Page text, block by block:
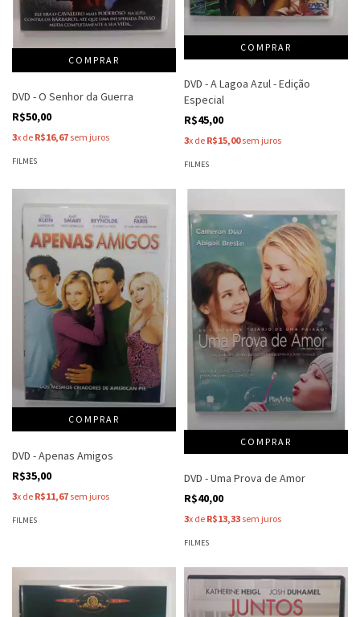
DVD - O Senhor da Guerra
R$50,00
3x de R$16,67 sem juros
FILMES
DVD - A Lagoa Azul - Edição
Especial
R$45,00
3x de R$15,00sem juros
FILMES
DVD - Apenas Amigos
R$35,00
3x de R$11,67 sem juros
FILMES
DVD - Uma Prova de Amor
R$40,00
3x de R$13,33 sem juros
FILMES